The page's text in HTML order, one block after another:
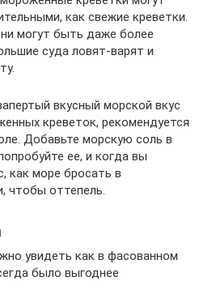
как свежие креветки.
могут быть даже более
суда ловят-варят и
вкусный морской вкус
креветок, рекомендуется
Добавьте морскую соль в
ее, и когда вы
как море бросать в
чтобы оттепель.
увидеть как в фасованном
было выгоднее